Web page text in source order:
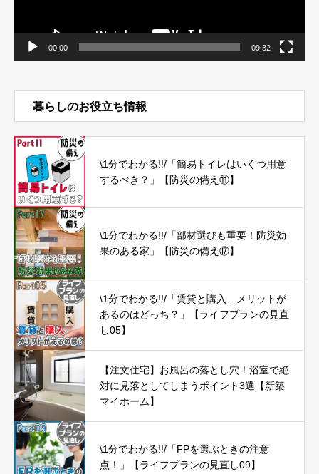
00:00 09:32
暮らしのお役立ち情報
\1分でわかる!!/「簡易トイレはいくつ用意
するべき？」【防災の備え⑪】
\1分でわかる!!/「部材選びも重要！防災効
果のある家」【防災の備え⑰】
\1分でわかる!!/「賃貸と購入、メリットが
あるのはどっち？」【ライフプランの見直
し05】
【注文住宅】お風呂の落とし穴！浴室で絶
対に見落としてしまうポイント3選【新築
マイホーム】
\1分でわかる!!/「FPを選ぶときの注意
点！」【ライフプランの見直し09】